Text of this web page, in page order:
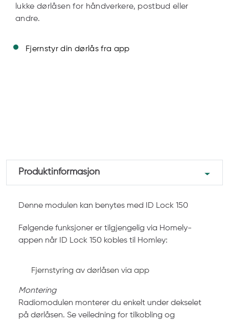
lukke dørlåsen for håndverkere, postbud eller
andre.
Fjernstyr din dørlås fra app
Produktinformasjon
Denne modulen kan benytes med ID Lock 150
Følgende funksjoner er tilgjengelig via Homely-
appen når ID Lock 150 kobles til Homley:
Fjernstyring av dørlåsen via app
Montering
Radiomodulen monterer du enkelt under dekselet
på dørlåsen. Se veiledning for tilkobling og